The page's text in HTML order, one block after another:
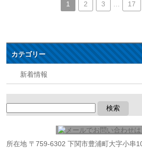
1 2 3 17
カテゴリー
新着情報
所在地 〒759-6302 下関市豊浦町大字小串